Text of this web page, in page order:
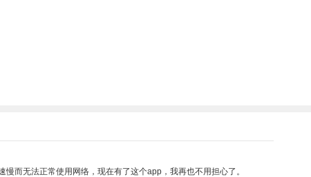
而无法正常使用网络，现在有了这个app，我再也不用担心了。